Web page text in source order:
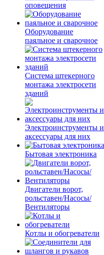
оповещения
Оборудование
паяльное и сварочное
Система штекерного
монтажа электросети
зданий
Электроинструменты и
аксессуары для них
Бытовая электроника
Двигатели ворот,
рольставен/Насосы/
Вентиляторы
Котлы и обогреватели